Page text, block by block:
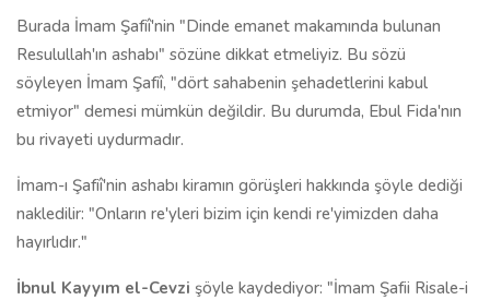
Burada İmam Şafiî'nin "Dinde emanet makamında bulunan
Resulullah'ın ashabı" sözüne dikkat etmeliyiz. Bu sözü
söyleyen İmam Şafiî, "dört sahabenin şehadetlerini kabul
etmiyor" demesi mümkün değildir. Bu durumda, Ebul Fida'nın
bu rivayeti uydurmadır.
İmam-ı Şafiî'nin ashabı kiramın görüşleri hakkında şöyle dediği
nakledilir: "Onların re'yleri bizim için kendi re'yimizden daha
hayırlıdır."
İbnul Kayyım el-Cevzi şöyle kaydediyor: "İmam Şafii Risale-i